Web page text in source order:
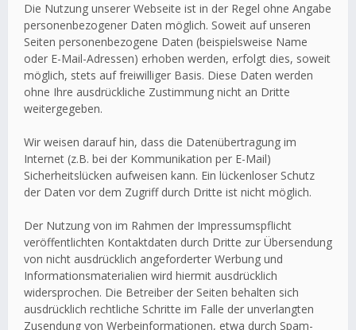
Die Nutzung unserer Webseite ist in der Regel ohne Angabe
personenbezogener Daten möglich. Soweit auf unseren
Seiten personenbezogene Daten (beispielsweise Name
oder E-Mail-Adressen) erhoben werden, erfolgt dies, soweit
möglich, stets auf freiwilliger Basis. Diese Daten werden
ohne Ihre ausdrückliche Zustimmung nicht an Dritte
weitergegeben.
Wir weisen darauf hin, dass die Datenübertragung im
Internet (z.B. bei der Kommunikation per E-Mail)
Sicherheitslücken aufweisen kann. Ein lückenloser Schutz
der Daten vor dem Zugriff durch Dritte ist nicht möglich.
Der Nutzung von im Rahmen der Impressumspflicht
veröffentlichten Kontaktdaten durch Dritte zur Übersendung
von nicht ausdrücklich angeforderter Werbung und
Informationsmaterialien wird hiermit ausdrücklich
widersprochen. Die Betreiber der Seiten behalten sich
ausdrücklich rechtliche Schritte im Falle der unverlangten
Zusendung von Werbeinformationen, etwa durch Spam-